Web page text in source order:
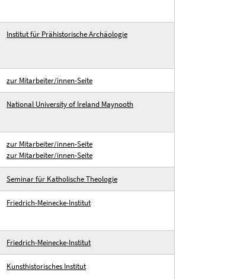
Institut für Prähistorische Archäologie
zur Mitarbeiter/innen-Seite
National University of Ireland Maynooth
zur Mitarbeiter/innen-Seite
zur Mitarbeiter/innen-Seite
Seminar für Katholische Theologie
Friedrich-Meinecke-Institut
Friedrich-Meinecke-Institut
Kunsthistorisches Institut